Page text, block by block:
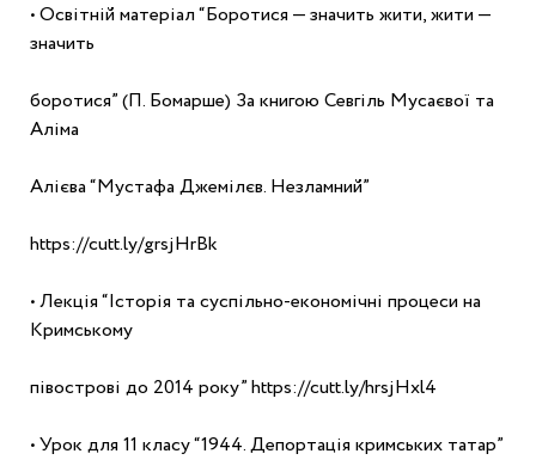
• Освітній матеріал “Боротися — значить жити, жити —
значить
боротися” (П. Бомарше) За книгою Севгіль Мусаєвої та
Аліма
Алієва “Мустафа Джемілєв. Незламний”
https://cutt.ly/grsjHrBk
• Лекція “Історія та суспільно-економічні процеси на
Кримському
півострові до 2014 року” https://cutt.ly/hrsjHxl4
• Урок для 11 класу “1944. Депортація кримських татар”